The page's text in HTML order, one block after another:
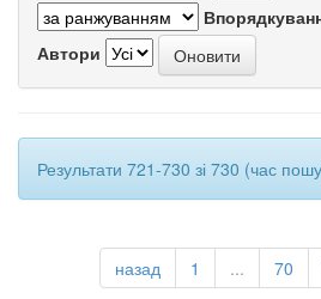
Автори
Результати 721-730 зі 730 (час
назад 1 ... 70